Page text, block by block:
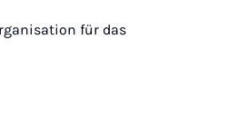
für das